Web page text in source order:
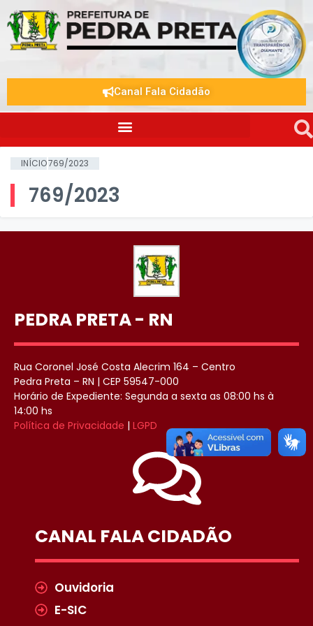
Canal Fala Cidadão
INÍCIO769/2023
769/2023
PEDRA PRETA - RN
Rua Coronel José Costa Alecrim 164 – Centro
Pedra Preta – RN | CEP 59547-000
Horário de Expediente: Segunda a sexta as 08:00 hs à
14:00 hs
Política de Privacidade | LGPD
CANAL FALA CIDADÃO
Ouvidoria
E-SIC